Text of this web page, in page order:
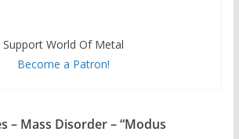
Support World Of Metal
Become a Patron!
– Mass Disorder – “Modus